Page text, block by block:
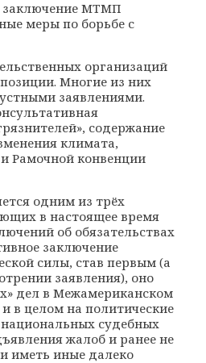
заключение МТМП
меры по борьбе с
организаций
Многие из них
заявлениями.
содержание
климата,
Рамочной конвенции
одним из трёх
в настоящее время
об обязательствах
заключение
силы, став первым (а
заявления), оно
дел в Межамериканском
в целом на политические
судебных
жалоб и ранее не
иметь иные далеко